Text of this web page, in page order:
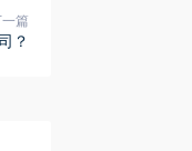
篇
？